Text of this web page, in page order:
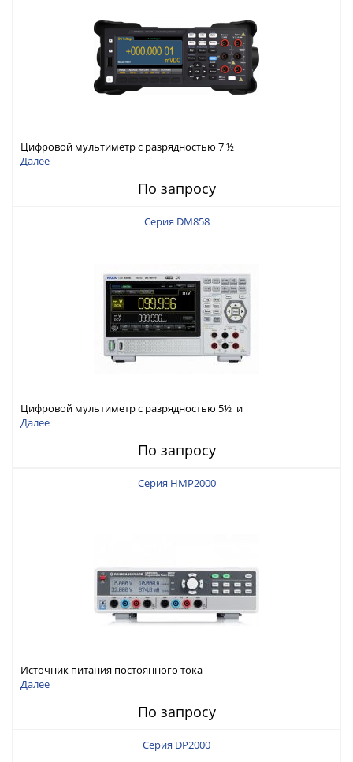
Цифровой мультиметр с разрядностью 7 ½
Далее
По запросу
Серия DM858
Цифровой мультиметр с разрядностью 5½ и
интерфейсами USB-device, USB-host, LAN и Web control
Далее
По запросу
Серия HMP2000
Источник питания постоянного тока
Далее
По запросу
Серия DP2000